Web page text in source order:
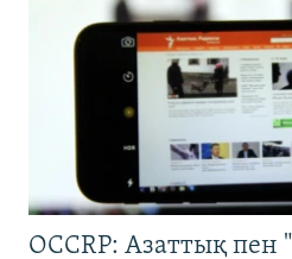
OCCRP: Азаттық